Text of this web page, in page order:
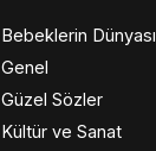
Bebeklerin Dünyası
Genel
Güzel Sözler
Kültür ve Sanat